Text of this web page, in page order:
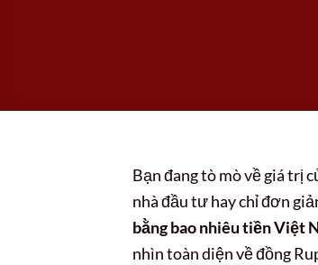
Bạn đang tò mò về giá trị
nhà đầu tư hay chỉ đơn
bằng bao nhiêu tiền Việt
nhìn toàn diện về đồng